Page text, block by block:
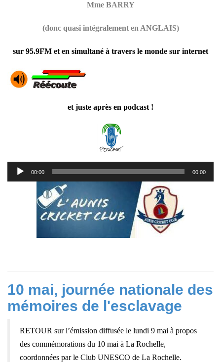
Mme BARRY
(donc quasi intégralement en ANGLAIS)
sur 95.9FM et en simultané à travers le monde sur internet
et juste après en podcast !
Lecteur
audio
00:00 00:00
10 mai, journée nationale des
mémoires de l'esclavage
RETOUR sur l’émission diffusée le lundi 9 mai à propos
des commémorations du 10 mai à La Rochelle,
coordonnées par le Club UNESCO de La Rochelle.